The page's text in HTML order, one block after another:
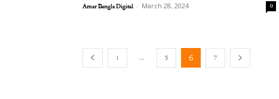
Amar Bangla Digital - March 28, 2024 0
1 ... 5 6 7